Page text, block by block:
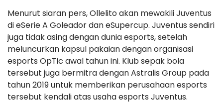
Menurut siaran pers, Ollelito akan mewakili Juventus
di eSerie A Goleador dan eSupercup. Juventus sendiri
juga tidak asing dengan dunia esports, setelah
meluncurkan kapsul pakaian dengan organisasi
esports OpTic awal tahun ini. Klub sepak bola
tersebut juga bermitra dengan Astralis Group pada
tahun 2019 untuk memberikan perusahaan esports
tersebut kendali atas usaha esports Juventus.